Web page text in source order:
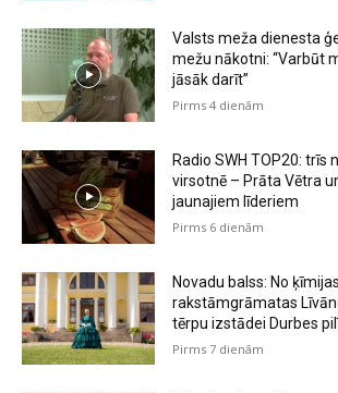
Valsts meža dienesta
mežu nākotni: “Varbūt
jāsāk darīt”
Pirms 4 dienām
Radio SWH TOP20: trīs
virsotnē – Prāta Vētra
jaunajiem līderiem
Pirms 6 dienām
Novadu balss: No ķīmijas
rakstāmgrāmatas
tērpu izstādei Durbes
Pirms 7 dienām